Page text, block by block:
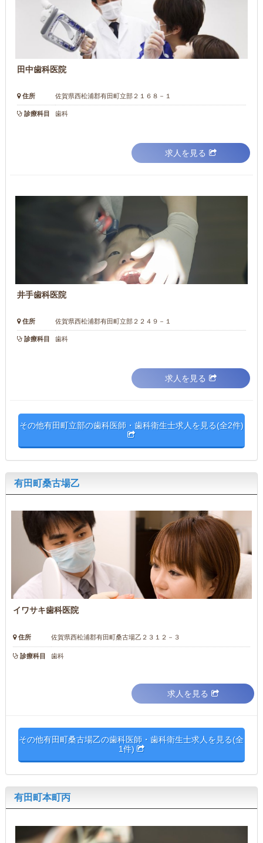
田中歯科医院
住所 佐賀県西松浦郡有田町立部２１６８－１
診療科目 歯科
求人を見る
井手歯科医院
住所 佐賀県西松浦郡有田町立部２２４９－１
診療科目 歯科
求人を見る
その他有田町立部の歯科医師・歯科衛生士求人を見る(全2件)
有田町桑古場乙
イワサキ歯科医院
住所 佐賀県西松浦郡有田町桑古場乙２３１２－３
診療科目 歯科
求人を見る
その他有田町桑古場乙の歯科医師・歯科衛生士求人を見る(全
1件)
有田町本町丙